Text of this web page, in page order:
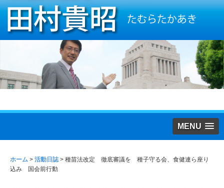
MENU
ホーム > 活動日誌> 種苗法改定 徹底審議を 種子守る会、食健連ら座り
込み 国会前行動